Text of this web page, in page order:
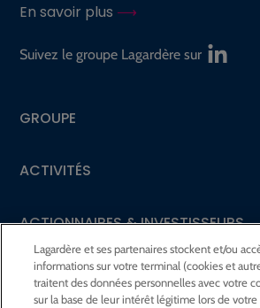
En savoir plus
Suivez le groupe Lagardère sur
GROUPE
ACTIVITÉS
ACTIONNAIRES &INVESTISSEURS
LA RSECHEZ LAGARDÈRE
Lagardère et ses partenaires stockent et/ou
informations sur votre terminal (cookies et
traitent des données personnelles avec votre
sur la base de leur intérêt légitime lors de